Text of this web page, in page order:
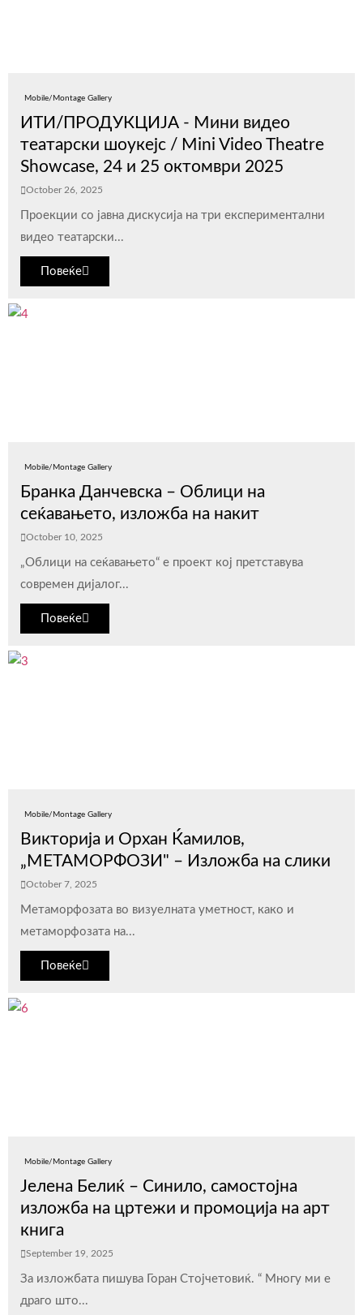
Mobile/Montage Gallery
ИТИ/ПРОДУКЦИЈА - Мини видео
театарски шоукејс / Mini Video Theatre
Showcase, 24 и 25 октомври 2025
October 26, 2025
Проекции со јавна дискусија на три експериментални
видео театарски...
Повеќе
Mobile/Montage Gallery
Бранка Данчевска – Облици на
сеќавањето, изложба на накит
October 10, 2025
„Облици на сеќавањето“ е проект кој претставува
современ дијалог...
Повеќе
Mobile/Montage Gallery
Викторија и Орхан Ќамилов,
„МЕТАМОРФОЗИ" – Изложба на слики
October 7, 2025
Метаморфозата во визуелната уметнoст, како и
метаморфозата на...
Повеќе
Mobile/Montage Gallery
Јелена Белиќ – Синило, самостојна
изложба на цртежи и промоција на арт
книга
September 19, 2025
За изложбата пишува Горан Стојчетовиќ. “ Многу ми е
драго што...